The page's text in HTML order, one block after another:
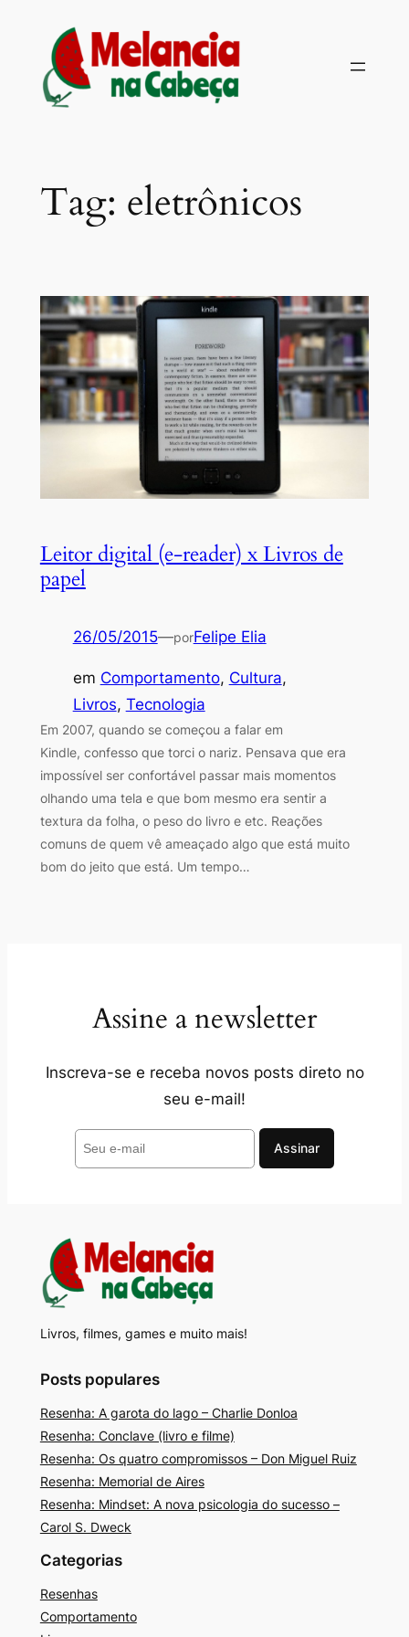
conteúdo
Tag: eletrônicos
Leitor digital (e-reader) x Livros de
papel
26/05/2015—porFelipe Elia
em Comportamento, Cultura
Livros, Tecnologia
Em 2007, quando se começou a falar em
Kindle, confesso que torci o nariz. Pensava que era
impossível ser confortável passar mais momentos
olhando uma tela e que bom mesmo era sentir a
textura da folha, o peso do livro e etc. Reações
comuns de quem vê ameaçado algo que está muito
bom do jeito que está. Um tempo…
Assine a newsletter
Inscreva-se e receba novos posts direto no
seu e-mail!
Livros, filmes, games e muito mais!
Posts populares
Resenha: A garota do lago – Charlie Donloa
Resenha: Conclave (livro e filme)
Resenha: Os quatro compromissos – Don Miguel Ruiz
Resenha: Memorial de Aires
Resenha: Mindset: A nova psicologia do sucesso –
Carol S. Dweck
Categorias
Resenhas
Comportamento